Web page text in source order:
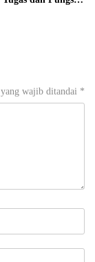
yang wajib ditandai *